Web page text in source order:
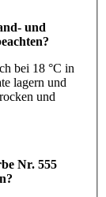
und
bei 18 °C in
lagern und
und
Nr. 555